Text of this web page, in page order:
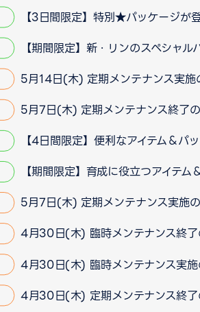
【3日間限定】特別★パッケージが
【期間限定】新・リンのスペシャ
5月14日(木) 定期メンテナンス実施
5月7日(木) 定期メンテナンス終了
【4日間限定】便利なアイテム＆パ
【期間限定】育成に役立つアイテム
5月7日(木) 定期メンテナンス実施
4月30日(木) 臨時メンテナンス終
4月30日(木) 臨時メンテナンス実
4月30日(木) 定期メンテナンス終